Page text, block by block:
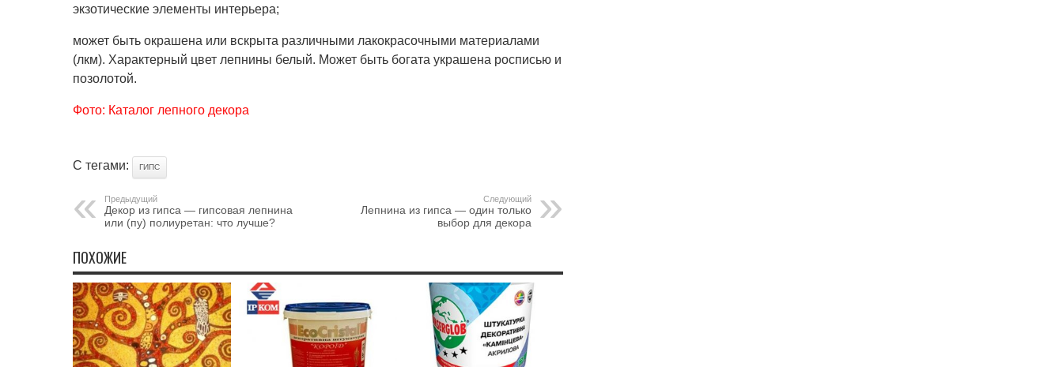
экзотические элементы интерьера;
может быть окрашена или вскрыта различными лакокрасочными материалами
(лкм). Характерный цвет лепнины белый. Может быть богата украшена росписью и
позолотой.
Фото: Каталог лепного декора
С тегами: ГИПС
Предыдущий
Декор из гипса — гипсовая лепнина
или (пу) полиуретан: что лучше?
Следующий
Лепнина из гипса — один только
выбор для декора
ПОХОЖИЕ